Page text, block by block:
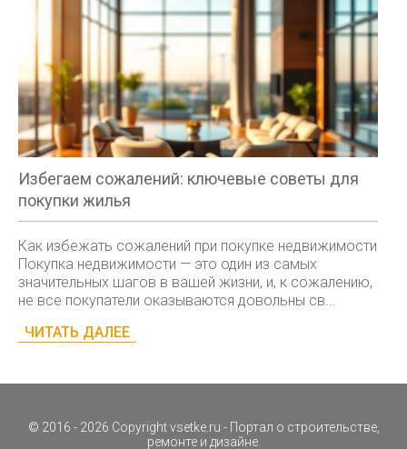
Избегаем сожалений: ключевые советы для
покупки жилья
Как избежать сожалений при покупке недвижимости
Покупка недвижимости — это один из самых
значительных шагов в вашей жизни, и, к сожалению,
не все покупатели оказываются довольны св...
ЧИТАТЬ ДАЛЕЕ
© 2016 - 2026 Copyrightvsetke.ru - Портал о строительстве,
ремонте и дизайне.